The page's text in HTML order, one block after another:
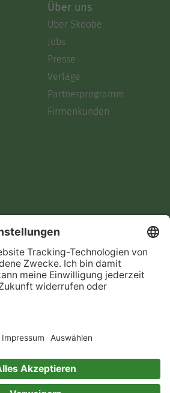
Über uns
Über Skoobe
Jobs
Presse
Verlage
Partnerprogramm
Firmenkunden
ein gutes Buch